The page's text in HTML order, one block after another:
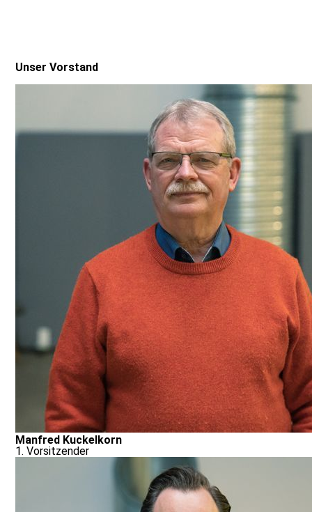
Unser Vorstand
Manfred Kuckelkorn
1. Vorsitzender